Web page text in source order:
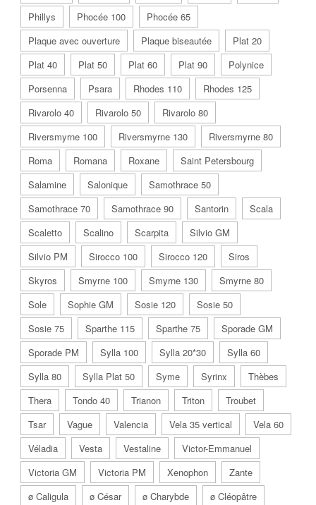
Phillys
Phocée 100
Phocée 65
Plaque avec ouverture
Plaque biseautée
Plat 20
Plat 40
Plat 50 Plat 60 Plat 90
Polynice
Porsenna
Psara Rhodes 110
Rhodes 125
Rivarolo 40
Rivarolo 50
Rivarolo 80
Riversmyrne 100
Riversmyrne 130
Riversmyrne 80
Roma
Romana Roxane
Saint Petersbourg
Salamine
Salonique
Samothrace 50
Samothrace 70
Samothrace 90 Santorin
Scala
Scaletto
Scalino Scarpita
Silvio GM
Silvio PM
Sirocco 100 Sirocco 120
Siros
Skyros
Smyrne 100 Smyrne 130
Smyrne 80
Sole
Sophie GM Sosie 120
Sosie 50
Sosie 75
Sparthe 115 Sparthe 75
Sporade GM
Sporade PM
Sylla 100 Sylla 20*30
Sylla 60
Sylla 80
Sylla Plat 50 Syme Syrinx
Thèbes
Thera
Tondo 40 Trianon Triton
Troubet
Tsar
Vague Valencia Vela 35 vertical
Vela 60
Véladia
Vesta Vestaline
Victor-Emmanuel
Victoria GM
Victoria PM Xenophon
Zante
ø Caligula
ø César ø Charybde
ø Cléopâtre